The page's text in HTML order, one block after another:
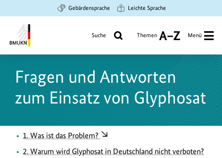
Hauptinhalt
springen
Suche
springen
Hauptnavigation
springen
Gebärdensprache Leichte Sprache
Umwelt,
Klimaschutz,
Naturschutz
Sicherheit
Suche Themen
A
Z
Menü
Fragen und Antworten
zum Einsatz von Glyphosat
1. Was ist das Problem?
2. Warum wird Glyphosat in Deutschland nicht verboten?